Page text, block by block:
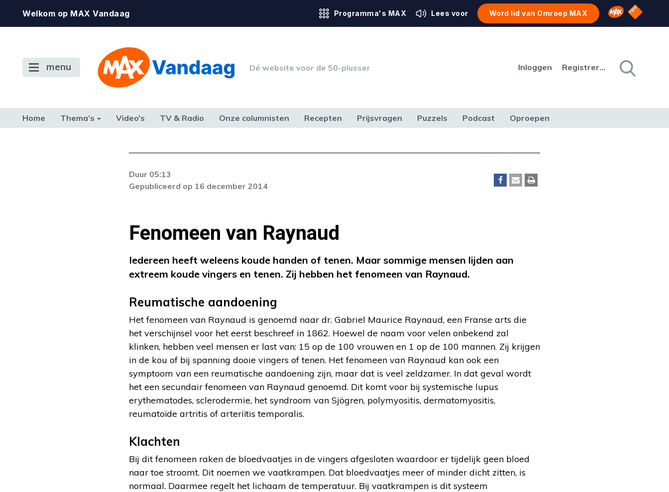
Welkom op MAX Vandaag Programma's MAX Lees voor Word lid van Omroep MAX Omroep MAX
NPO
menu Dé website voor de 50-plusser Inloggen Registreren
Home Thema’s Video’s TV & Radio Onze columnisten Recepten Prijsvragen Puzzels Podcast Oproepen
De gewenste stream is op dit moment niet
beschikbaar. Als het probleem zich blijft voordoen,
Duur 05:13
Gepubliceerd op 16 december 2014
Fenomeen van Raynaud
Iedereen heeft weleens koude handen of tenen. Maar sommige mensen lijden aan
extreem koude vingers en tenen. Zij hebben het fenomeen van Raynaud.
Reumatische aandoening
​Het fenomeen van Raynaud is genoemd naar dr. Gabriel Maurice Raynaud, een Franse arts die
het verschijnsel voor het eerst beschreef in 1862. Hoewel de naam voor velen onbekend zal
klinken, hebben veel mensen er last van: 15 op de 100 vrouwen en 1 op de 100 mannen. Zij krijgen
in de kou of bij spanning dooie vingers of tenen. Het fenomeen van Raynaud kan ook een
symptoom van een reumatische aandoening zijn, maar dat is veel zeldzamer. In dat geval wordt
het een secundair fenomeen van Raynaud genoemd. Dit komt voor bij systemische lupus
erythematodes, sclerodermie, het syndroom van Sjögren, polymyositis, dermatomyositis,
reumatoïde artritis of arteriïtis temporalis.
Klachten
Bij dit fenomeen raken de bloedvaatjes in de vingers afgesloten waardoor er tijdelijk geen bloed
naar toe stroomt. Dit noemen we vaatkrampen. Dat bloedvaatjes meer of minder dicht zitten, is
normaal. Daarmee regelt het lichaam de temperatuur. Bij vaatkrampen is dit systeem